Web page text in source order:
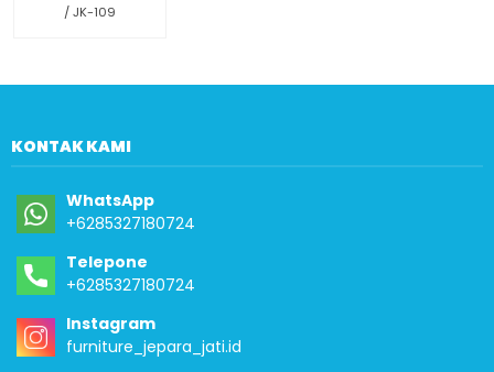
/ JK-109
KONTAK KAMI
WhatsApp
+6285327180724
Telepone
+6285327180724
Instagram
furniture_jepara_jati.id